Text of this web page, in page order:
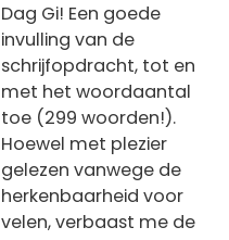
Dag Gi! Een goede
invulling van de
schrijfopdracht, tot en
met het woordaantal
toe (299 woorden!).
Hoewel met plezier
gelezen vanwege de
herkenbaarheid voor
velen, verbaast me de